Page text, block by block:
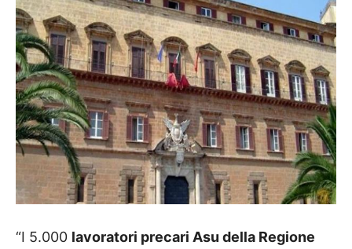
“I 5.000 lavoratori precari Asu della Regione